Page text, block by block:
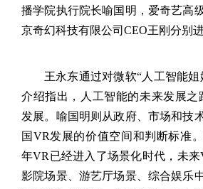
播学院执行院长喻国明，爱奇艺高
京奇幻科技有限公司 CEO王刚分别
王永东通过对微软“人工智能
介绍指出，人工智能的未来发展之
发展。喻国明则从政府、市场和技
国VR发展的价值空间和判断标准
年VR 已经进入了场景化时代，未来
影院场景、游艺厅场景、综合娱乐